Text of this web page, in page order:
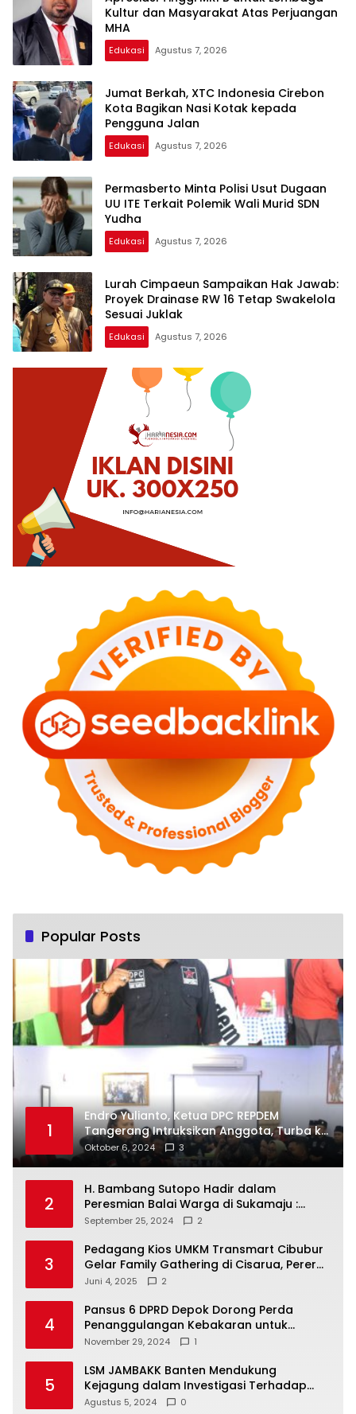
Kultur dan Masyarakat Atas Perjuangan
MHA
Edukasi Agustus 7, 2026
Jumat Berkah, XTC Indonesia Cirebon
Kota Bagikan Nasi Kotak kepada
Pengguna Jalan
Edukasi Agustus 7, 2026
Permasberto Minta Polisi Usut Dugaan
UU ITE Terkait Polemik Wali Murid SDN
Yudha
Edukasi Agustus 7, 2026
Lurah Cimpaeun Sampaikan Hak Jawab:
Proyek Drainase RW 16 Tetap Swakelola
Sesuai Juklak
Edukasi Agustus 7, 2026
Popular Posts
1
Endro Yulianto, Ketua DPC REPDEM
Tangerang Intruksikan Anggota, Turba ke
Masyarakat Dan Jalani Apa Yang di
Putuskan RAKERCABSUS
Oktober 6, 2024 3
2
H. Bambang Sutopo Hadir dalam
Peresmian Balai Warga di Sukamaju :
Wadah Baru untuk Kolaborasi dan
September 25, 2024 2
3
Pedagang Kios UMKM Transmart Cibubur
Gelar Family Gathering di Cisarua, Pererat
Silaturahmi dan Kekompakan
Juni 4, 2025 2
4
Pansus 6 DPRD Depok Dorong Perda
Penanggulangan Kebakaran untuk
Keselamatan Warga
November 29, 2024 1
5
LSM JAMBAKK Banten Mendukung
Kejagung dalam Investigasi Terhadap
Walikota Bandar Lampung
Agustus 5, 2024 0